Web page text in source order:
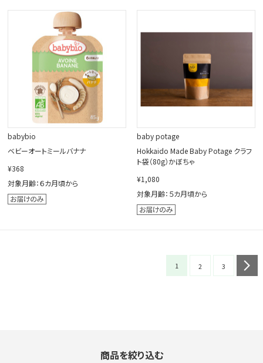
babybio
ベビーオートミールバナナ
¥368
対象月齢：６カ月頃から
baby potage
Hokkaido Made Baby Potage クラフ
ト袋（80g）かぼちゃ
¥1,080
対象月齢：５カ月頃から
1 2 3
商品を絞り込む